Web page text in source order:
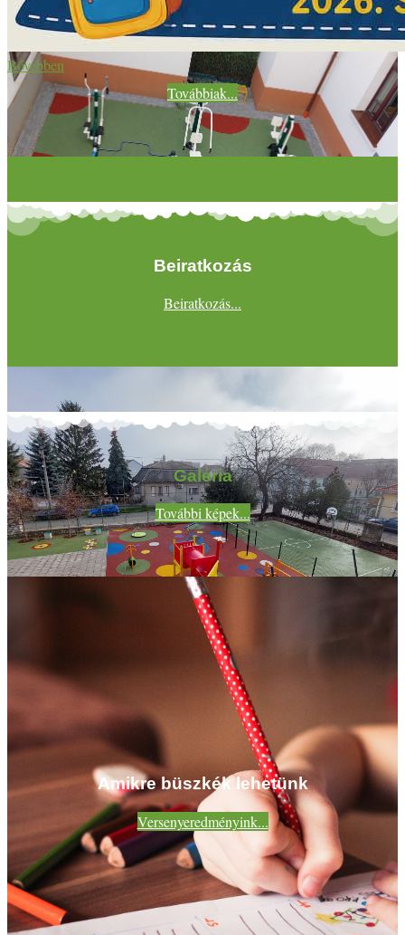
Bővebben
Továbbiak...
Beiratkozás
Beiratkozás...
Galéria
További képek...
Amikre büszkék lehetünk
Versenyeredményink...